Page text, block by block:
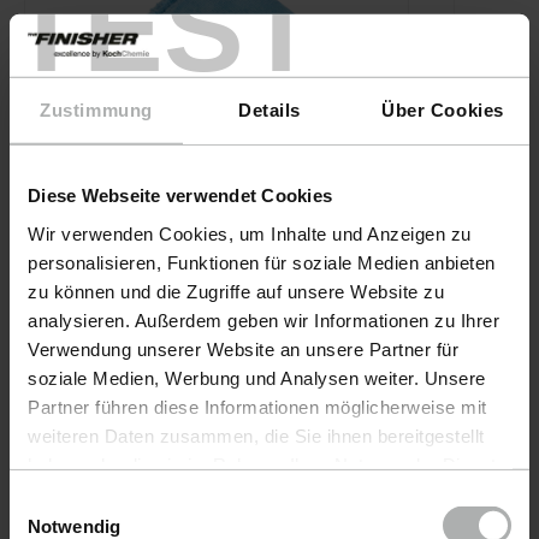
TEST
Zustimmung Details Über Cookies
Diese Webseite verwendet Cookies
Wir verwenden Cookies, um Inhalte und Anzeigen zu
personalisieren, Funktionen für soziale Medien anbieten
zu können und die Zugriffe auf unsere Website zu
analysieren. Außerdem geben wir Informationen zu Ihrer
Verwendung unserer Website an unsere Partner für
soziale Medien, Werbung und Analysen weiter. Unsere
Partner führen diese Informationen möglicherweise mit
weiteren Daten zusammen, die Sie ihnen bereitgestellt
Einstellungen zu den Cookies finden Sie unter
Notwendig
KochChemie · Nº de artículo 9998249
Polish & Sealing Towel -
Juego de 5